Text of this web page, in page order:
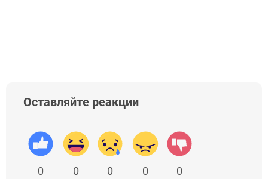
Оставляйте реакции
0 0 0 0 0